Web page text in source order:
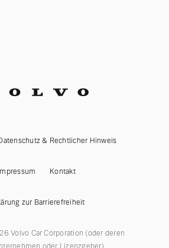
& Rechtlicher Hinweis
Kontakt
zur Barrierefreiheit
Volvo Car Corporation (oder deren
oder Lizenzgeber)